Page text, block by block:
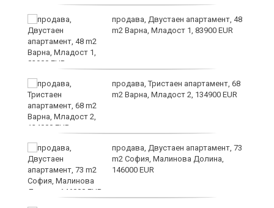
продава, Двустаен апартамент, 48
m2 Варна, Младост 1, 83900 EUR
продава, Тристаен апартамент, 68
m2 Варна, Младост 2, 134900 EUR
продава, Двустаен апартамент, 73
m2 София, Малинова Долина,
146000 EUR